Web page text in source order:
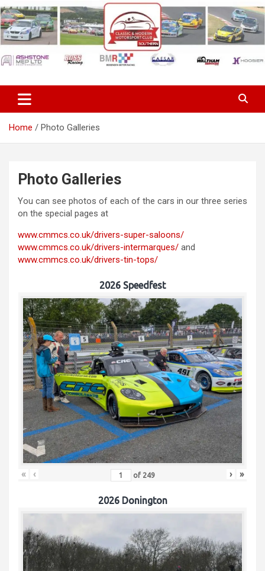
Skip
to
content
Classic & Modern Motorsport
Club Southern
Home Photo Galleries
Photo Galleries
You can see photos of each of the cars in our three series
on the special pages at
www.cmmcs.co.uk/drivers-super-saloons/
www.cmmcs.co.uk/drivers-intermarques/ and
www.cmmcs.co.uk/drivers-tin-tops/
2026 Speedfest
« ‹ of 249 › »
2026 Donington